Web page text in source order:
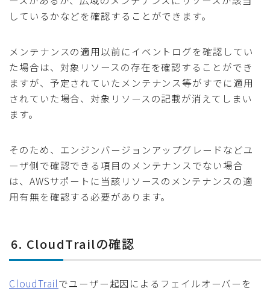
しているかなどを確認することができます。
メンテナンスの適用以前にイベントログを確認してい
た場合は、対象リソースの存在を確認することができ
ますが、予定されていたメンテナンス等がすでに適用
されていた場合、対象リソースの記載が消えてしまい
ます。
そのため、エンジンバージョンアップグレードなどユ
ーザ側で確認できる項目のメンテナンスでない場合
は、AWSサポートに当該リソースのメンテナンスの適
用有無を確認する必要があります。
6. CloudTrailの確認
CloudTrailでユーザー起因によるフェイルオーバーを